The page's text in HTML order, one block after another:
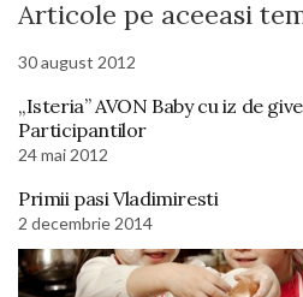
Articole pe aceeasi
30 august 2012
„Isteria” AVON Baby cu iz de
Participantilor
24 mai 2012
Primii pasi Vladimiresti
2 decembrie 2014